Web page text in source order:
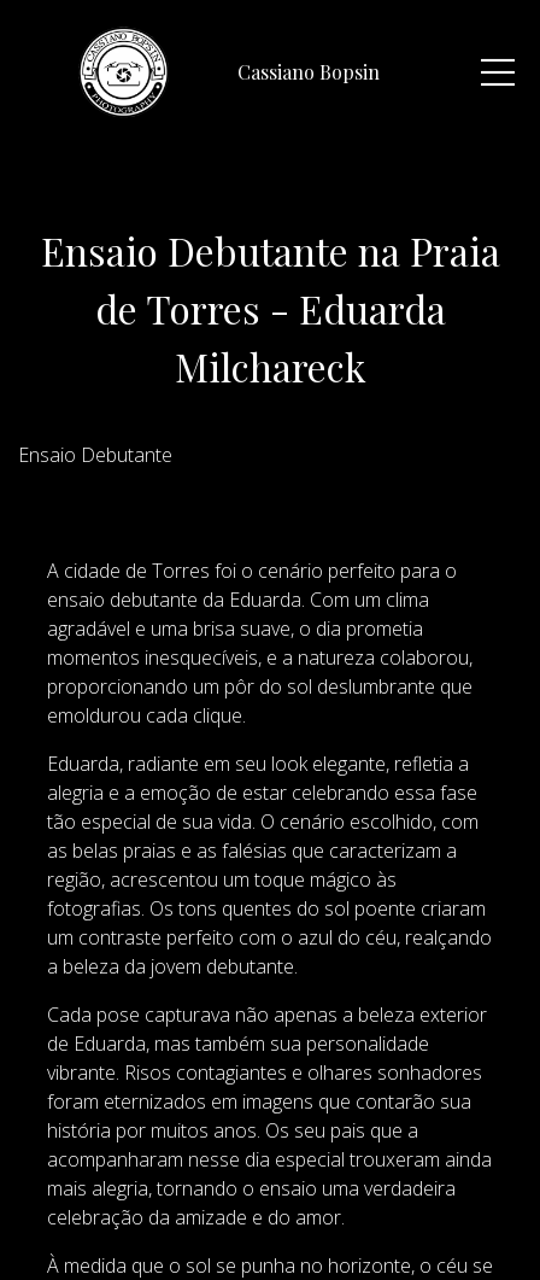
Cassiano Bopsin
Ensaio Debutante na Praia
de Torres - Eduarda
Milchareck
Ensaio Debutante
A cidade de Torres foi o cenário perfeito para o
ensaio debutante da Eduarda. Com um clima
agradável e uma brisa suave, o dia prometia
momentos inesquecíveis, e a natureza colaborou,
proporcionando um pôr do sol deslumbrante que
emoldurou cada clique.
Eduarda, radiante em seu look elegante, refletia a
alegria e a emoção de estar celebrando essa fase
tão especial de sua vida. O cenário escolhido, com
as belas praias e as falésias que caracterizam a
região, acrescentou um toque mágico às
fotografias. Os tons quentes do sol poente criaram
um contraste perfeito com o azul do céu, realçando
a beleza da jovem debutante.
Cada pose capturava não apenas a beleza exterior
de Eduarda, mas também sua personalidade
vibrante. Risos contagiantes e olhares sonhadores
foram eternizados em imagens que contarão sua
história por muitos anos. Os seu pais que a
acompanharam nesse dia especial trouxeram ainda
mais alegria, tornando o ensaio uma verdadeira
celebração da amizade e do amor.
À medida que o sol se punha no horizonte, o céu se